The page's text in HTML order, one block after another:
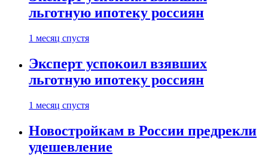
льготную ипотеку россиян
1 месяц спустя
Эксперт успокоил взявших
льготную ипотеку россиян
1 месяц спустя
Новостройкам в России предрекли
удешевление